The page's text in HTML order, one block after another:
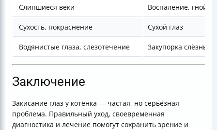
Слипшиеся веки Воспаление, гной
Сухость, покраснение Сухой глаз
Водянистые глаза, слезотечение Закупорка слёзных
Заключение
Закисание глаз у котёнка — частая, но серьёзная
проблема. Правильный уход, своевременная
диагностика и лечение помогут сохранить зрение и